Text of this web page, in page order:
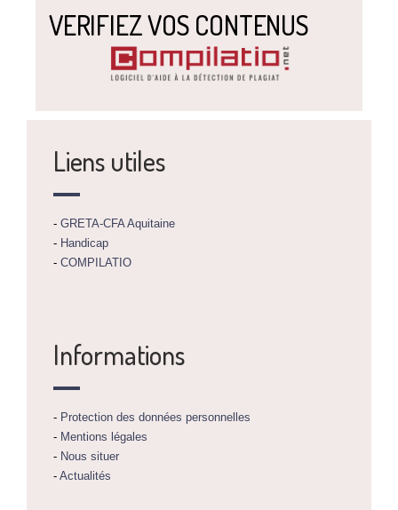
VERIFIEZ VOS CONTENUS
Liens utiles
- GRETA-CFA Aquitaine
- Handicap
- COMPILATIO
Informations
- Protection des données personnelles
- Mentions légales
- Nous situer
- Actualités